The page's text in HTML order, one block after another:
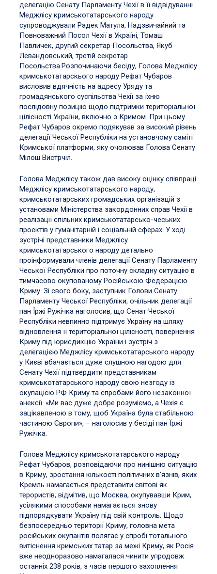
делегацію Сенату Парламенту Чехії в її відвідуванні
Меджлісу кримськотатарського народу
супроводжували Радек Матула, Надзвичайний та
Повноважний Посол Чехії в Україні, Томаш
Павличек, другий секретар Посольства, Якуб
Левандовський, третій секретар
Посольства.Розпочинаючи бесіду, Голова Меджлісу
кримськотатарскього народу Рефат Чубаров
висловив вдячність на адресу Уряду та
громадянського суспільства Чехії за їхню
послідовну позицію щодо підтримки територіальної
цілісності України, включно з Кримом. При цьому
Рефат Чубаров окремо подякував за високий рівень
делегації Чеської Республіки на установчому саміті
Кримської платформи, яку очолював Голова Сенату
Мілош Вистрчіл.
Голова Меджлісу також дав високу оцінку співпраці
Меджлісу кримськотатарського народу,
кримськотатарських громадських організацій з
установами Міністерства закордонних справ Чехії в
реалізації спільних кримськотатарсько-чеських
проектів у гуманітарній і соціальній сферах. У ході
зустрічі представники Меджлісу
кримськотатарського народу детально
проінформували членів делегації Сенату Парламенту
Чеської Республіки про поточну складну ситуацію в
тимчасово окупованому Російською Федерацією
Криму. Зі свого боку, заступник Голови Сенату
Парламенту Чеської Республіки, очільник делегації
пан Їржі Ружічка наголосив, що Сенат Чеської
Республіки невпинно підтримує Україну на шляху
відновлення її територіальної цілісності, повернення
Криму під юрисдикцію України і зустріч з
делегацією Меджлісу кримськотатарського народу
у Києві вбачається дуже слушною нагодою для
Сенату Чехії підтвердити представникам
кримськотатарського народу свою незгоду із
окупацією РФ Криму та спробами його незаконної
анексії. «Ми вас дуже добре розуміємо, а Чехія є
зацікавленою в тому, щоб Україна була стабільною
частиною Європи», – наголосив у бесіді пан Їржі
Ружічка.
Голова Меджлісу кримськотатарського народу
Рефат Чубаров, розповідаючи про нинішню ситуацію
в Криму, зростання кількості політичних в’язнів, яких
Кремль намагається представити світові як
терористів, відмітив, що Москва, окупувавши Крим,
усілякими способами намагається знову
підпорядкувати Україну під свій контроль. Щодо
безпосередньо території Криму, головна мета
російських окупантів полягає у спробі тотального
витіснення кримських татар за межі Криму, як Росія
вже неодноразово намагалася чинити упродовж
останніх 238 років, з часів першого захоплення